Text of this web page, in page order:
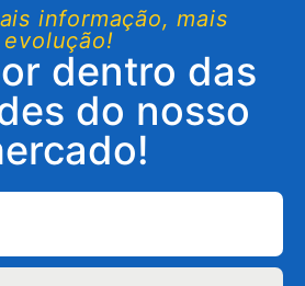
informação, mais
evolução!
dentro das
do nosso